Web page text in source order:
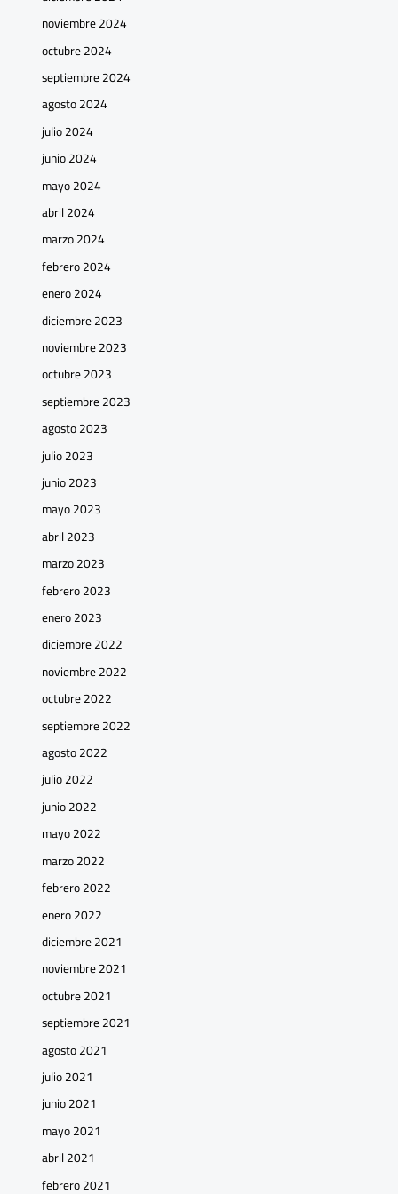
noviembre 2024
octubre 2024
septiembre 2024
agosto 2024
julio 2024
junio 2024
mayo 2024
abril 2024
marzo 2024
febrero 2024
enero 2024
diciembre 2023
noviembre 2023
octubre 2023
septiembre 2023
agosto 2023
julio 2023
junio 2023
mayo 2023
abril 2023
marzo 2023
febrero 2023
enero 2023
diciembre 2022
noviembre 2022
octubre 2022
septiembre 2022
agosto 2022
julio 2022
junio 2022
mayo 2022
marzo 2022
febrero 2022
enero 2022
diciembre 2021
noviembre 2021
octubre 2021
septiembre 2021
agosto 2021
julio 2021
junio 2021
mayo 2021
abril 2021
febrero 2021